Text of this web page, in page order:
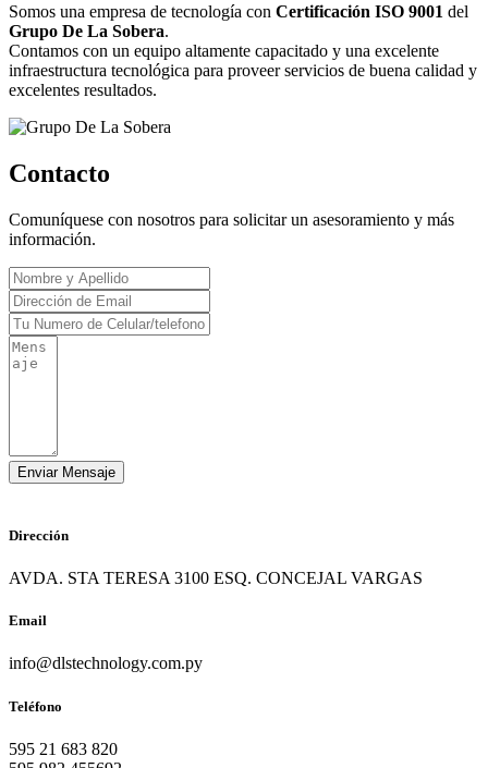
Somos una empresa de tecnología con Certificación ISO 9001 del
Grupo De La Sobera.
Contamos con un equipo altamente capacitado y una excelente
infraestructura tecnológica para proveer servicios de buena calidad y
excelentes resultados.
Contacto
Comuníquese con nosotros para solicitar un asesoramiento y más
información.
Dirección
AVDA. STA TERESA 3100 ESQ. CONCEJAL VARGAS
Email
info@dlstechnology.com.py
Teléfono
595 21 683 820